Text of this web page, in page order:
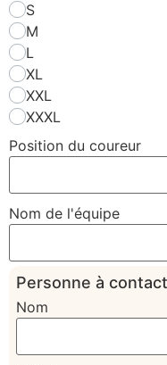
S
M
L
XL
XXL
XXXL
Position du coureur
Nom de l'équipe
Personne à
Nom